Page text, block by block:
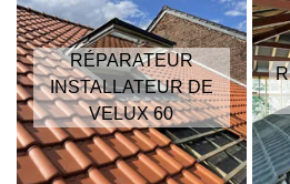
RÉPARATEUR
INSTALLATEUR DE
VELUX 60